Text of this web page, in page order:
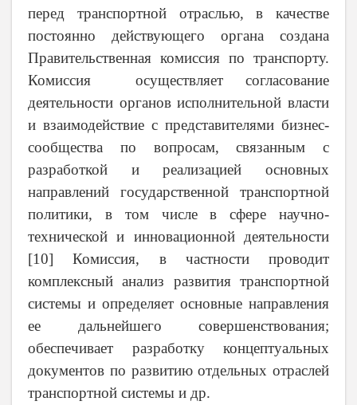
перед транспортной отраслью, в качестве
постоянно действующего органа создана
Правительственная комиссия по транспорту.
Комиссия осуществляет согласование
деятельности органов исполнительной власти
и взаимодействие с представителями бизнес-
сообщества по вопросам, связанным с
разработкой и реализацией основных
направлений государственной транспортной
политики, в том числе в сфере научно-
технической и инновационной деятельности
[10] Комиссия, в частности проводит
комплексный анализ развития транспортной
системы и определяет основные направления
ее дальнейшего совершенствования;
обеспечивает разработку концептуальных
документов по развитию отдельных отраслей
транспортной системы и др.